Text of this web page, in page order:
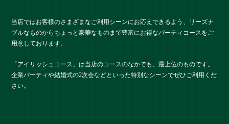
当店ではお客様のさまざまなご利用シーンにお応えできるよう、リーズナ
ブルなものからちょっと豪華なものまで豊富にお得なパーティコースをご
用意しております。
「アイリッシュコース」は当店のコースのなかでも、最上位のものです。
企業パーティや結婚式の2次会などといった特別なシーンでぜひご利用くだ
さい。